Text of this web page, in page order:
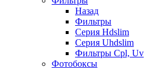
Назад
Фильтры
Серия Hdslim
Серия Uhdslim
Фильтры Cpl, Uv
Фотобоксы